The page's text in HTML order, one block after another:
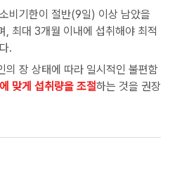
비기한이 절반(9일) 이상 남았을
, 최대 3개월 이내에 섭취해야 최적
.
의 장 상태에 따라 일시적인 불편함
맞게 섭취량을 조절하는 것을 권장